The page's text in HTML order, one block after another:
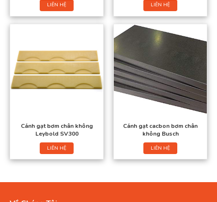
LIÊN HỆ LIÊN HỆ
Cánh gạt bơm chân không
Leybold SV300
LIÊN HỆ
Cánh gạt cacbon bơm chân
không Busch
LIÊN HỆ